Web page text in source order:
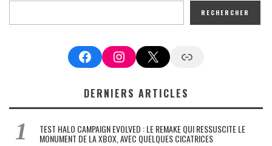
RECHERCHER
FacebookInstagram
X Google News
DERNIERS ARTICLES
TEST HALO CAMPAIGN EVOLVED : LE REMAKE QUI RESSUSCITE LE
MONUMENT DE LA XBOX, AVEC QUELQUES CICATRICES